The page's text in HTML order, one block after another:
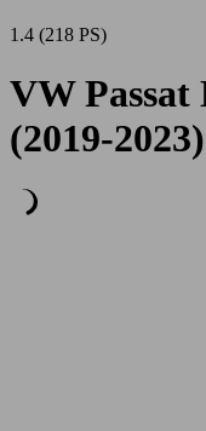
1.4 (218 PS)
VW Passat
(2019-2023)